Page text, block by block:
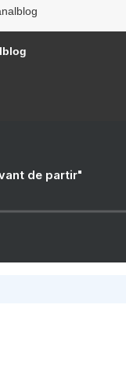
de partir"